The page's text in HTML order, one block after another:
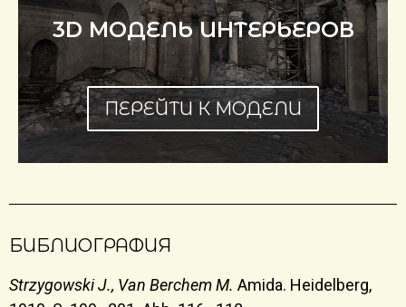
3D МОДЕЛЬ ИНТЕРЬЕРОВ
ПЕРЕЙТИ К МОДЕЛИ
БИБЛИОГРАФИЯ
Strzygowski J., Van Berchem M. Amida. Heidelberg,